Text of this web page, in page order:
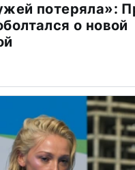
потеряла»:
о новой